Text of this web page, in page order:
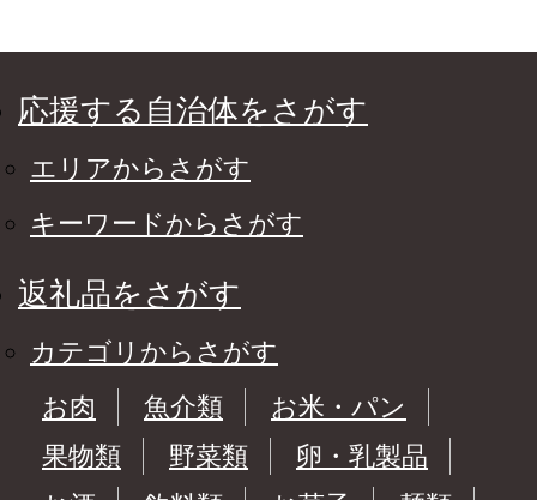
応援する自治体をさがす
エリアからさがす
キーワードからさがす
返礼品をさがす
カテゴリからさがす
お肉
魚介類
お米・パン
果物類
野菜類
卵・乳製品